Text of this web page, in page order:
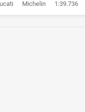
Michelin 1:39.736